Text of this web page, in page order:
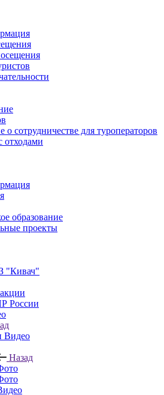
о сотрудничестве для туроператоров
отходами
образование
проекты
"Кивач"
России
Видео
Назад